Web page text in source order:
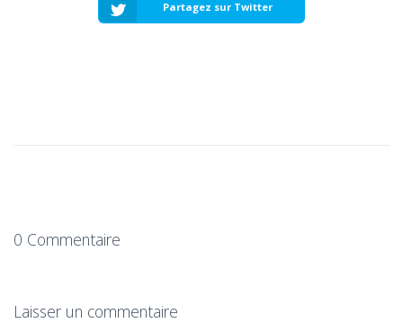
Partagez sur Twitter
0 Commentaire
Laisser un commentaire